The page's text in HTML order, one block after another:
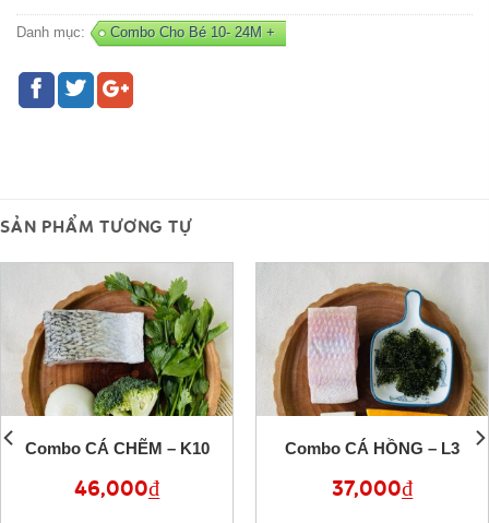
Danh mục: Combo Cho Bé 10- 24M +
SẢN PHẨM TƯƠNG TỰ
Combo CÁ CHẼM – K10
46,000₫
Combo CÁ HỒNG – L3
37,000₫